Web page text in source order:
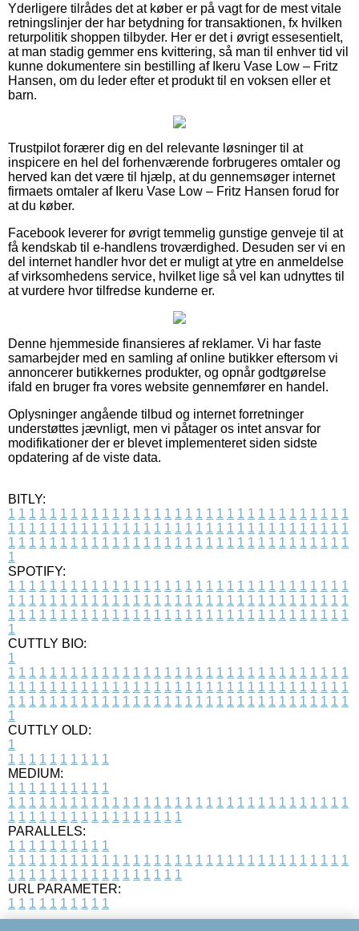
Yderligere tilrådes det at køber er på vagt for de mest vitale
retningslinjer der har betydning for transaktionen, fx hvilken
returpolitik shoppen tilbyder. Her er det i øvrigt essesentielt,
at man stadig gemmer ens kvittering, så man til enhver tid vil
kunne dokumentere sin bestilling af Ikeru Vase Low – Fritz
Hansen, om du leder efter et produkt til en voksen eller et
barn.
Trustpilot forærer dig en del relevante løsninger til at
inspicere en hel del forhenværende forbrugeres omtaler og
herved kan det være til hjælp, at du gennemsøger internet
firmaets omtaler af Ikeru Vase Low – Fritz Hansen forud for
at du køber.
Facebook leverer for øvrigt temmelig gunstige genveje til at
få kendskab til e-handlens troværdighed. Desuden ser vi en
del internet handler hvor det er muligt at ytre en anmeldelse
af virksomhedens service, hvilket lige så vel kan udnyttes til
at vurdere hvor tilfredse kunderne er.
Denne hjemmeside finansieres af reklamer. Vi har faste
samarbejder med en samling af online butikker eftersom vi
annoncerer butikkernes produkter, og opnår godtgørelse
ifald en bruger fra vores website gennemfører en handel.
Oplysninger angående tilbud og internet forretninger
understøttes jævnligt, men vi påtager os intet ansvar for
modifikationer der er blevet implementeret siden sidste
opdatering af de viste data.
BITLY:
1 1 1 1 1 1 1 1 1 1 1 1 1 1 1 1 1 1 1 1 1 1 1 1 1 1 1 1 1 1 1 1 1
1 1 1 1 1 1 1 1 1 1 1 1 1 1 1 1 1 1 1 1 1 1 1 1 1 1 1 1 1 1 1 1 1
1 1 1 1 1 1 1 1 1 1 1 1 1 1 1 1 1 1 1 1 1 1 1 1 1 1 1 1 1 1 1 1 1
1
SPOTIFY:
1 1 1 1 1 1 1 1 1 1 1 1 1 1 1 1 1 1 1 1 1 1 1 1 1 1 1 1 1 1 1 1 1
1 1 1 1 1 1 1 1 1 1 1 1 1 1 1 1 1 1 1 1 1 1 1 1 1 1 1 1 1 1 1 1 1
1 1 1 1 1 1 1 1 1 1 1 1 1 1 1 1 1 1 1 1 1 1 1 1 1 1 1 1 1 1 1 1 1
1
CUTTLY BIO:
1
1 1 1 1 1 1 1 1 1 1 1 1 1 1 1 1 1 1 1 1 1 1 1 1 1 1 1 1 1 1 1 1 1
1 1 1 1 1 1 1 1 1 1 1 1 1 1 1 1 1 1 1 1 1 1 1 1 1 1 1 1 1 1 1 1 1
1 1 1 1 1 1 1 1 1 1 1 1 1 1 1 1 1 1 1 1 1 1 1 1 1 1 1 1 1 1 1 1 1
1
CUTTLY OLD:
1
1 1 1 1 1 1 1 1 1 1
MEDIUM:
1 1 1 1 1 1 1 1 1 1
1 1 1 1 1 1 1 1 1 1 1 1 1 1 1 1 1 1 1 1 1 1 1 1 1 1 1 1 1 1 1 1 1
1 1 1 1 1 1 1 1 1 1 1 1 1 1 1 1 1
PARALLELS:
1 1 1 1 1 1 1 1 1 1
1 1 1 1 1 1 1 1 1 1 1 1 1 1 1 1 1 1 1 1 1 1 1 1 1 1 1 1 1 1 1 1 1
1 1 1 1 1 1 1 1 1 1 1 1 1 1 1 1 1
URL PARAMETER:
1 1 1 1 1 1 1 1 1 1